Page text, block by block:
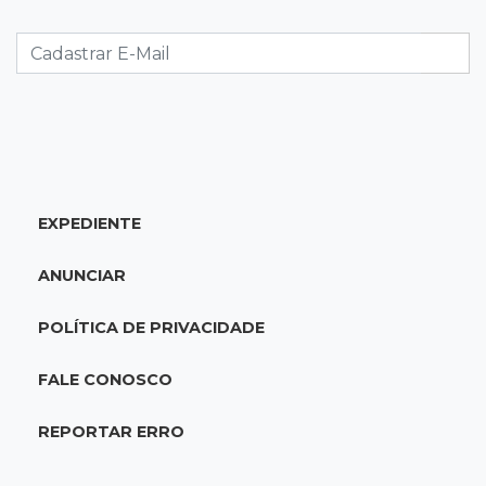
abertas em 114 funções
19:28Contravenção penal
futuro do jogo do bicho no País
Dólar fecha em queda a R$ 5,10 após taxa de
EXPEDIENTE
ANUNCIAR
POLÍTICA DE PRIVACIDADE
FALE CONOSCO
REPORTAR ERRO